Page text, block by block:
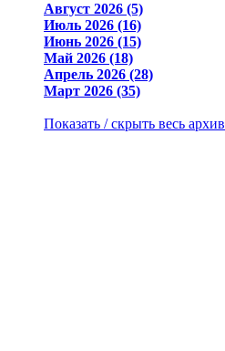
Август 2026 (5)
Июль 2026 (16)
Июнь 2026 (15)
Май 2026 (18)
Апрель 2026 (28)
Март 2026 (35)
Показать / скрыть весь архив